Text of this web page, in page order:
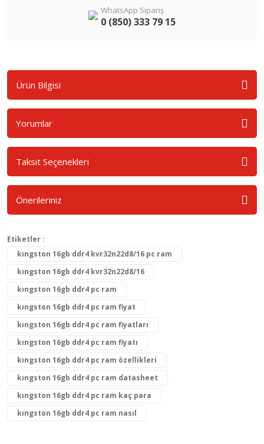
WhatsApp Sipariş
0 (850) 333 79 15
Ürün Bilgisi
Yorumlar
Taksit Seçenekleri
Önerileriniz
Etiketler :
kıngston 16gb ddr4 kvr32n22d8/16 pc ram
kıngston 16gb ddr4 kvr32n22d8/16
kıngston 16gb ddr4 pc ram
kıngston 16gb ddr4 pc ram fiyat
kıngston 16gb ddr4 pc ram fiyatları
kıngston 16gb ddr4 pc ram fiyatı
kıngston 16gb ddr4 pc ram özellikleri
kıngston 16gb ddr4 pc ram datasheet
kıngston 16gb ddr4 pc ram kaç para
kıngston 16gb ddr4 pc ram nasıl